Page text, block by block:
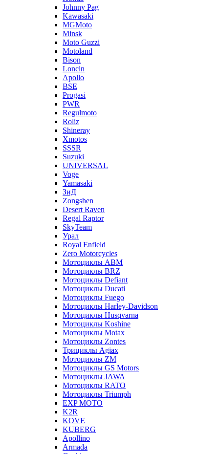
Johnny Pag
Kawasaki
MGMoto
Minsk
Moto Guzzi
Motoland
Bison
Loncin
Apollo
BSE
Progasi
PWR
Regulmoto
Roliz
Shineray
Xmotos
SSSR
Suzuki
UNIVERSAL
Voge
Yamasaki
ЗиД
Zongshen
Desert Raven
Regal Raptor
SkyTeam
Урал
Royal Enfield
Zero Motorcycles
Мотоциклы ABM
Мотоциклы BRZ
Мотоциклы Defiant
Мотоциклы Ducati
Мотоциклы Fuego
Мотоциклы Harley-Davidson
Мотоциклы Husqvarna
Мотоциклы Koshine
Мотоциклы Motax
Мотоциклы Zontes
Трициклы Agiax
Мотоциклы ZM
Мотоциклы GS Motors
Мотоциклы JAWA
Мотоциклы RATO
Мотоциклы Triumph
EXP MOTO
K2R
KOVE
KUBERG
Apollino
Armada